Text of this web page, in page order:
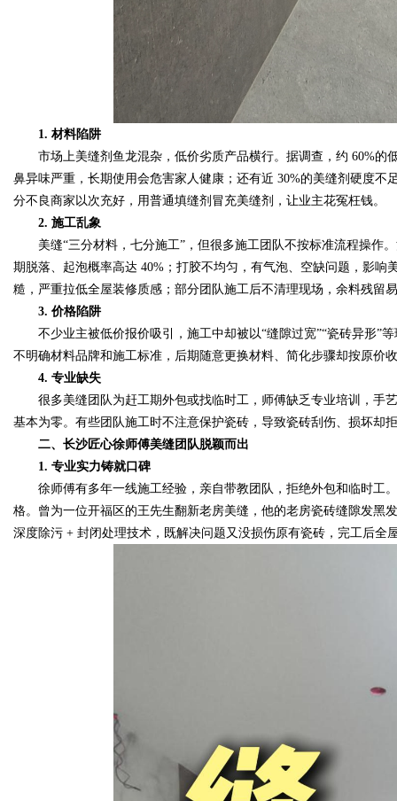
1. 材料陷阱
市场上美缝剂鱼龙混杂，低价劣质产品横行。据调查，约 60%的
鼻异味严重，长期使用会危害家人健康；还有近 30%的美缝剂硬度
分不良商家以次充好，用普通填缝剂冒充美缝剂，让业主花冤枉钱。
2. 施工乱象
美缝“三分材料，七分施工”，但很多施工团队不按标准流程操作
期脱落、起泡概率高达 40%；打胶不均匀，有气泡、空缺问题，影
糙，严重拉低全屋装修质感；部分团队施工后不清理现场，余料残留
3. 价格陷阱
不少业主被低价报价吸引，施工中却被以“缝隙过宽”“瓷砖异形”
不明确材料品牌和施工标准，后期随意更换材料、简化步骤却按原价
4. 专业缺失
很多美缝团队为赶工期外包或找临时工，师傅缺乏专业培训，手
基本为零。有些团队施工时不注意保护瓷砖，导致瓷砖刮伤、损坏却
二、长沙匠心徐师傅美缝团队脱颖而出
1. 专业实力铸就口碑
徐师傅有多年一线施工经验，亲自带教团队，拒绝外包和临时工
格。曾为一位开福区的王先生翻新老房美缝，他的老房瓷砖缝隙发黑
深度除污 + 封闭处理技术，既解决问题又没损伤原有瓷砖，完工后全